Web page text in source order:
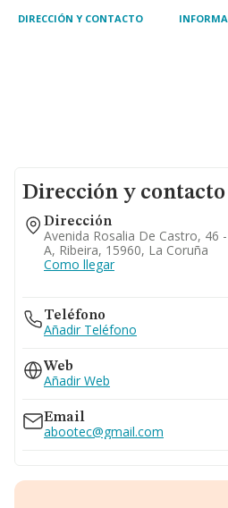
y privada
DIRECCIÓN Y CONTACTO
Dirección y contacto
Dirección
Avenida Rosalia De Castro, 46
A, Ribeira, 15960, La Coruña
Como llegar
Teléfono
Añadir Teléfono
Web
Añadir Web
Email
abootec@gmail.com